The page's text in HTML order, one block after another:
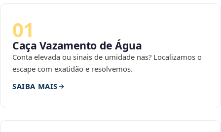
01
Caça Vazamento de Água
Conta elevada ou sinais de umidade nas? Localizamos o
escape com exatidão e resolvemos.
SAIBA MAIS